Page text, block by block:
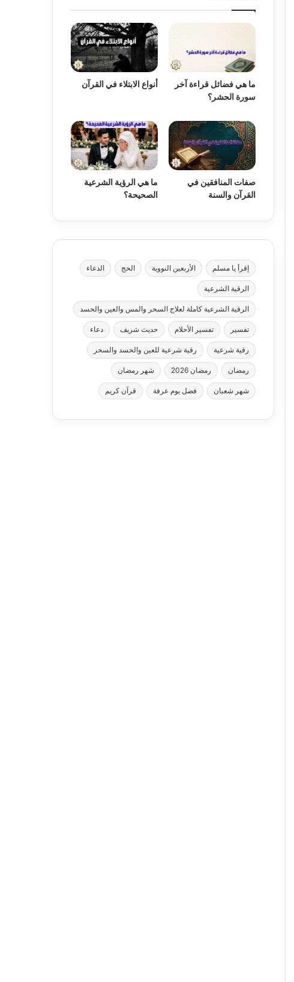
ما هي فضائل قراءة آخر
سورة الحشر؟
أنواع الابتلاء في القرآن
صفات المنافقين في
القرآن والسنة
ما هي الرؤية الشرعية
الصحيحة؟
إقرأ يا مسلم الأربعين النووية الحج الدعاء
الرقية الشرعية
الرقية الشرعية كاملة لعلاج السحر والمس والعين والحسد
تفسير تفسير الأحلام حديث شريف دعاء
رقية شرعية رقية شرعية للعين والحسد والسحر
رمضان رمضان 2026 شهر رمضان
شهر شعبان فضل يوم عرفة قرآن كريم